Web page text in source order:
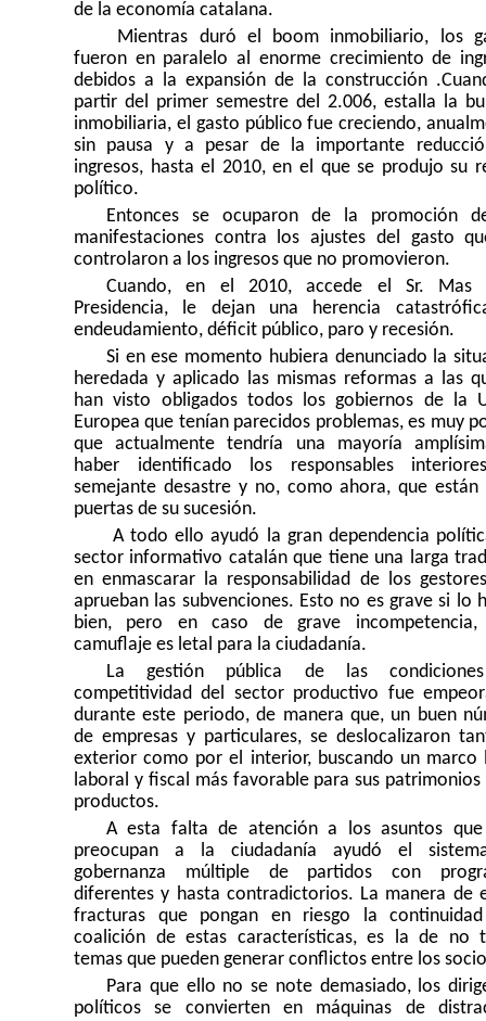
de la economía catalana.
Mientras duró el boom inmobiliario, los
fueron en paralelo al enorme crecimiento de
debidos a la expansión de la construcción
partir del primer semestre del 2.006, estalla la
inmobiliaria, el gasto público fue creciendo,
sin pausa y a pesar de la importante
ingresos, hasta el 2010, en el que se produjo su
político.
Entonces se ocuparon de la promoción
manifestaciones contra los ajustes del gasto
controlaron a los ingresos que no promovieron.
Cuando, en el 2010, accede el Sr.
Presidencia, le dejan una herencia
endeudamiento, déficit público, paro y recesión.
Si en ese momento hubiera denunciado la
heredada y aplicado las mismas reformas a las
han visto obligados todos los gobiernos de la
Europea que tenían parecidos problemas, es muy
que actualmente tendría una mayoría
haber identificado los responsables
semejante desastre y no, como ahora, que están
puertas de su sucesión.
A todo ello ayudó la gran dependencia
sector informativo catalán que tiene una larga
en enmascarar la responsabilidad de los
aprueban las subvenciones. Esto no es grave si lo
bien, pero en caso de grave incompetencia,
camuflaje es letal para la ciudadanía.
La gestión pública de las
competitividad del sector productivo fue
durante este periodo, de manera que, un buen
de empresas y particulares, se deslocalizaron
exterior como por el interior, buscando un marco
laboral y fiscal más favorable para sus patrimonios
productos.
A esta falta de atención a los asuntos que
preocupan a la ciudadanía ayudó el
gobernanza múltiple de partidos con
diferentes y hasta contradictorios. La manera de
fracturas que pongan en riesgo la
coalición de estas características, es la de no
temas que pueden generar conflictos entre los
Para que ello no se note demasiado, los
políticos se convierten en máquinas de